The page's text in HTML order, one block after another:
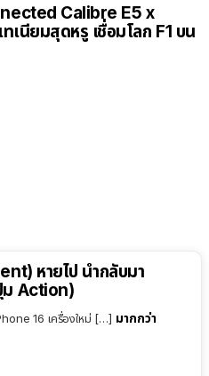
Calibre E5 x
เนียมสุดหรู เชื่อมโลก F1 บน
หายไป นำกลับมา
ม Action)
16 เครื่องใหม่ […] มากกว่า